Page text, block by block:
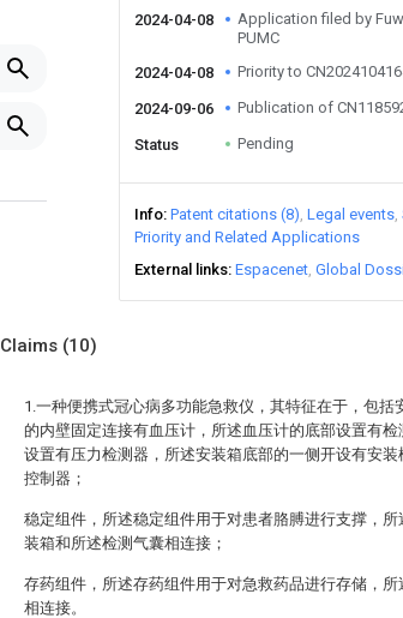
2024-04-08
Application filed by
PUMC
2024-04-08
Priority to
2024-09-06 Publication of
Status Pending
Info Patent citations (8) Legal events
Priority and Related Applications
External links Espacenet Global
Claims (10)
1.一种便携式冠心病多功能急救仪，其特征在于，包括
的内壁固定连接有血压计，所述血压计的底部设置有
设置有压力检测器，所述安装箱底部的一侧开设有安
控制器；
稳定组件，所述稳定组件用于对患者胳膊进行支撑，
装箱和所述检测气囊相连接；
存药组件，所述存药组件用于对急救药品进行存储，
相连接。